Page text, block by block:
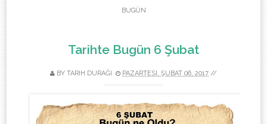
BUGÜN
Tarihte Bugün 6 Şubat
BY TARIH DURAĞI PAZARTESI, ŞUBAT 06, 2017 //